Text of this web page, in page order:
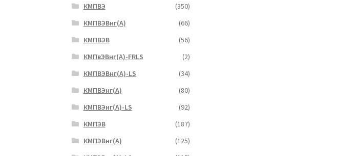
КМПВЭ
(350)
КМПВЭBнг(А)
(66)
КМПВЭВ
(56)
КМПвЭВнг(А)-FRLS
(2)
КМПВЭВнг(А)-LS
(34)
КМПВЭнг(А)
(80)
КМПВЭнг(А)-LS
(92)
КМПЭВ
(187)
КМПЭВнг(А)
(125)